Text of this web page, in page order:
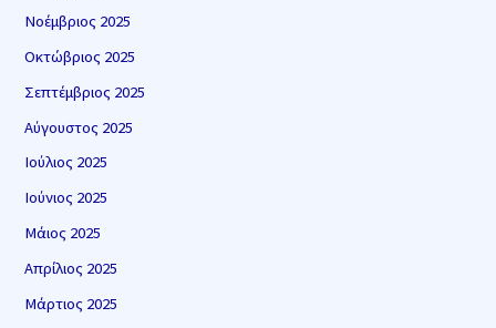
Νοέμβριος 2025
Οκτώβριος 2025
Σεπτέμβριος 2025
Αύγουστος 2025
Ιούλιος 2025
Ιούνιος 2025
Μάιος 2025
Απρίλιος 2025
Μάρτιος 2025